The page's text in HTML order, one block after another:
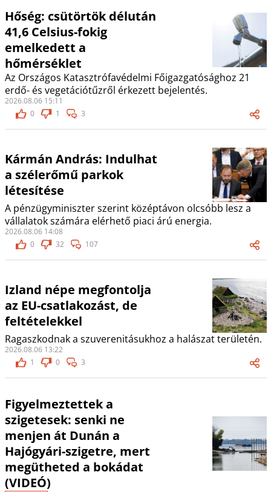
Hőség: csütörtök délután
41,6 Celsius-fokig
emelkedett a
hőmérséklet
Az Országos Katasztrófavédelmi Főigazgatósághoz 21
erdő- és vegetációtűzről érkezett bejelentés.
2026.08.06 15:11
0
1 3
Kármán András: Indulhat
a szélerőmű parkok
létesítése
A pénzügyminiszter szerint középtávon olcsóbb lesz a
vállalatok számára elérhető piaci árú energia.
2026.08.06 14:08
0
32 107
Izland népe megfontolja
az EU-csatlakozást, de
feltételekkel
Ragaszkodnak a szuverenitásukhoz a halászat területén.
2026.08.06 13:22
1
0 3
Figyelmeztettek a
szigetesek: senki ne
menjen át Dunán a
Hajógyári-szigetre, mert
megütheted a bokádat
(VIDEÓ)